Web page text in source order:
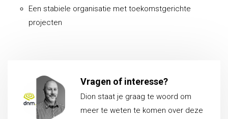
Een stabiele organisatie met toekomstgerichte
projecten
Vragen of interesse?
Dion staat je graag te woord om
meer te weten te komen over deze